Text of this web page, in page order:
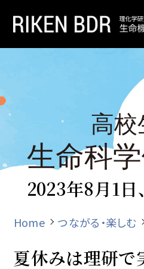
2023年8月1日
Home つながる・楽しむ
夏休みは理研で